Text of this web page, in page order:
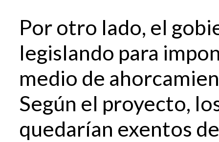
Por otro lado, el
legislando para
medio de
Según el proyecto,
quedarían exentos